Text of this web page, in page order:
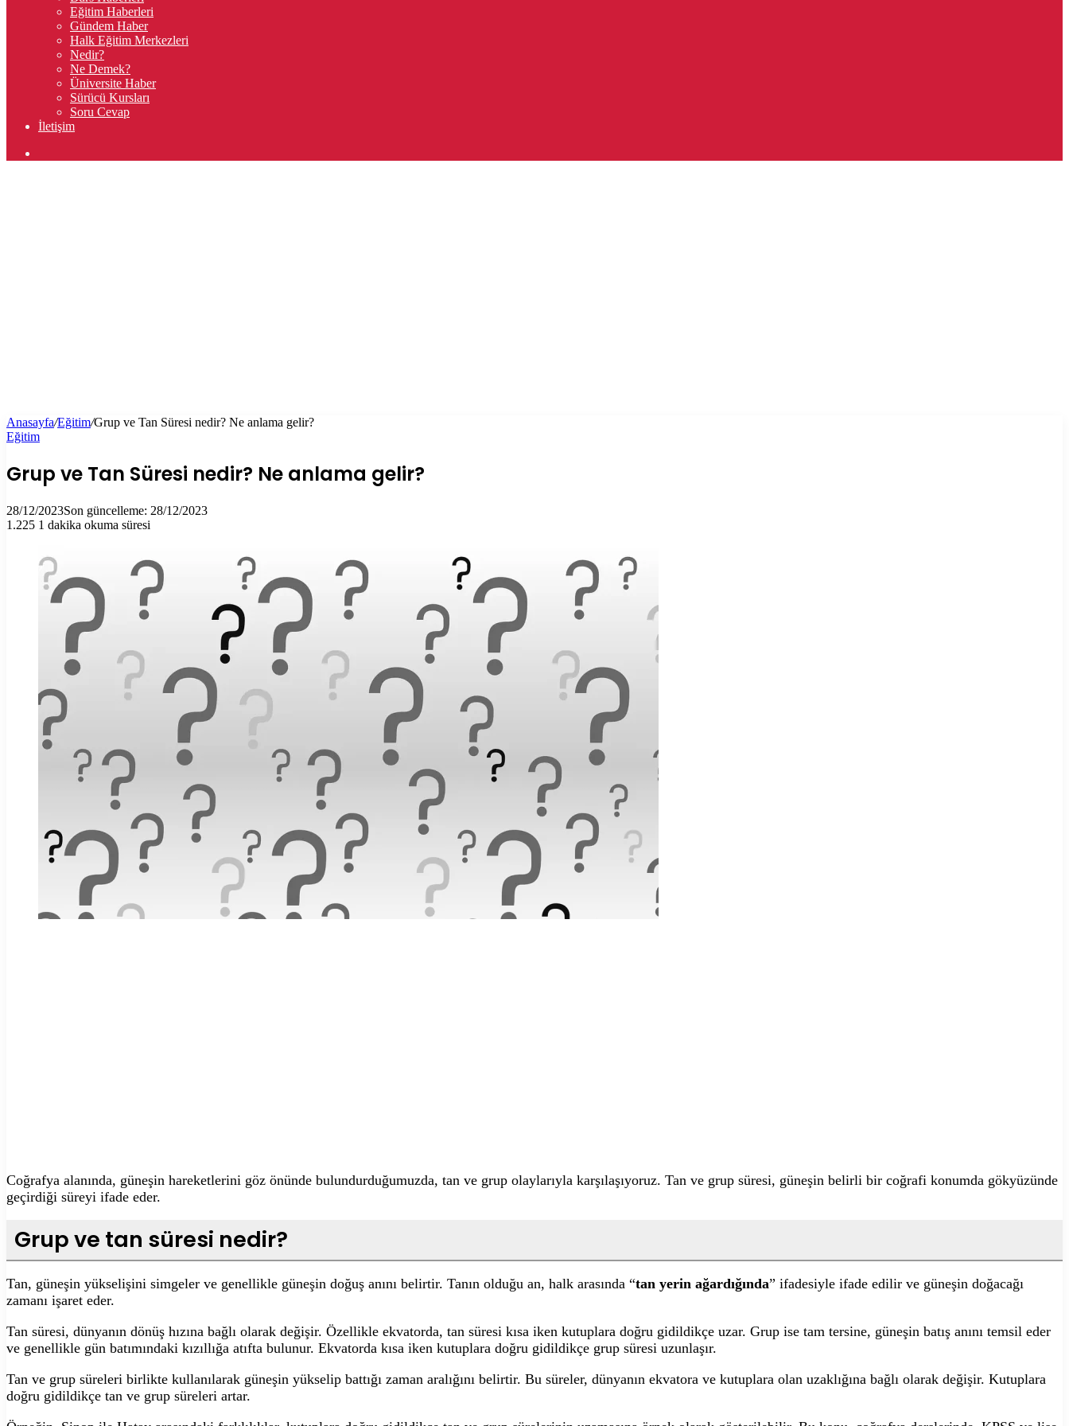
Eğitim Haberleri
Gündem Haber
Halk Eğitim Merkezleri
Nedir?
Ne Demek?
Üniversite Haber
Sürücü Kursları
Soru Cevap
İletişim
Anasayfa/Eğitim/Grup ve Tan Süresi nedir? Ne anlama gelir?
Eğitim
Grup ve Tan Süresi nedir? Ne anlama gelir?
28/12/2023Son güncelleme: 28/12/2023
1.225 1 dakika okuma süresi
Coğrafya alanında, güneşin hareketlerini göz önünde bulundurduğumuzda, tan ve grup olaylarıyla karşılaşıyoruz. Tan ve grup süresi, güneşin belirli bir coğrafi konumda gökyüzünde
geçirdiği süreyi ifade eder.
Grup ve tan süresi nedir?
Tan, güneşin yükselişini simgeler ve genellikle güneşin doğuş anını belirtir. Tanın olduğu an, halk arasında “tan yerin ağardığında” ifadesiyle ifade edilir ve güneşin doğacağı
zamanı işaret eder.
Tan süresi, dünyanın dönüş hızına bağlı olarak değişir. Özellikle ekvatorda, tan süresi kısa iken kutuplara doğru gidildikçe uzar. Grup ise tam tersine, güneşin batış anını temsil eder
ve genellikle gün batımındaki kızıllığa atıfta bulunur. Ekvatorda kısa iken kutuplara doğru gidildikçe grup süresi uzunlaşır.
Tan ve grup süreleri birlikte kullanılarak güneşin yükselip battığı zaman aralığını belirtir. Bu süreler, dünyanın ekvatora ve kutuplara olan uzaklığına bağlı olarak değişir. Kutuplara
doğru gidildikçe tan ve grup süreleri artar.